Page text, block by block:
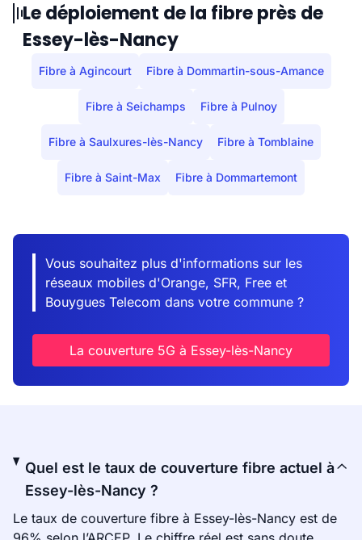
Le déploiement de la fibre près de
Essey-lès-Nancy
Fibre à Agincourt Fibre à Dommartin-sous-Amance
Fibre à Seichamps Fibre à Pulnoy
Fibre à Saulxures-lès-Nancy Fibre à Tomblaine
Fibre à Saint-Max Fibre à Dommartemont
Vous souhaitez plus d'informations sur les
réseaux mobiles d'Orange, SFR, Free et
Bouygues Telecom dans votre commune ?
La couverture 5G à Essey-lès-Nancy
Quel est le taux de couverture fibre actuel à
Essey-lès-Nancy ?
Le taux de couverture fibre à Essey-lès-Nancy est de